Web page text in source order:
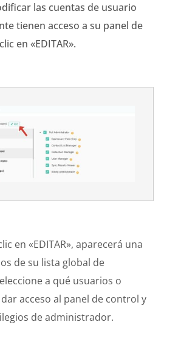
las cuentas de usuario
tienen acceso a su panel de
en «EDITAR».
en «EDITAR», aparecerá una
de su lista global de
a qué usuarios o
acceso al panel de control y
de administrador.